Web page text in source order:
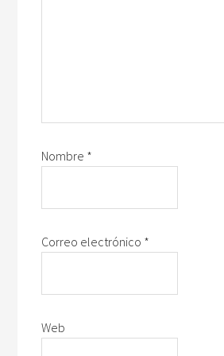
Nombre *
Correo electrónico *
Web